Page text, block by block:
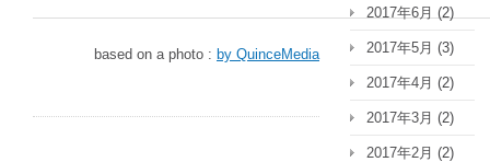
based on a photo : by QuinceMedia
2017年6月 (2)
2017年5月 (3)
2017年4月 (2)
2017年3月 (2)
2017年2月 (2)